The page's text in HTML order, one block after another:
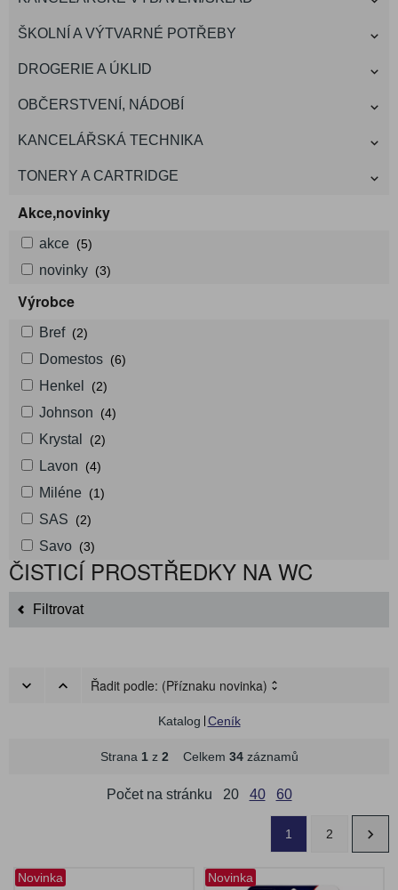
ŠKOLNÍ A VÝTVARNÉ POTŘEBY
DROGERIE A ÚKLID
OBČERSTVENÍ, NÁDOBÍ
KANCELÁŘSKÁ TECHNIKA
TONERY A CARTRIDGE
Akce,novinky
akce (5)
novinky (3)
Výrobce
Bref (2)
Domestos (6)
Henkel (2)
Johnson (4)
Krystal (2)
Lavon (4)
Miléne (1)
SAS (2)
Savo (3)
ČISTICÍ PROSTŘEDKY NA WC
Filtrovat
Řadit podle: (Příznaku novinka)
Katalog Ceník
Strana 1z 2 Celkem 34záznamů
Počet na stránku 20 40 60
1 2
Novinka Novinka